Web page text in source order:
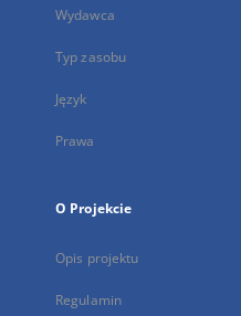
Wydawca
Typ zasobu
Język
Prawa
O Projekcie
Opis projektu
Regulamin